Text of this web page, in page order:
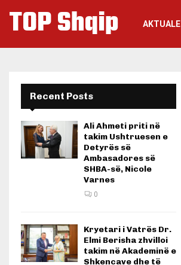
TOP Shqip AKTUALE
Recent Posts
Ali Ahmeti priti në
takim Ushtruesen e
Detyrës së
Ambasadores së
SHBA-së, Nicole
Varnes
0
Kryetari i Vatrës Dr.
Elmi Berisha zhvilloi
takim në Akademinë e
Shkencave dhe të